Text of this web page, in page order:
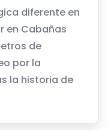
diferente en
en Cabañas
de
por la
la historia de